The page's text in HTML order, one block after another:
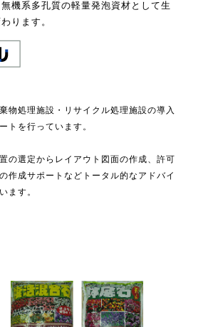
無機系多孔質の軽量発泡資材として生
ります。
物処理施設・リサイクル処理施設の導入
トを行っています。
の選定からレイアウト図面の作成、許可
作成サポートなどトータル的なアドバイ
ます。